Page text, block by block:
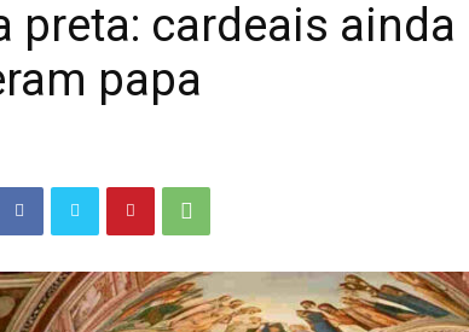
preta: cardeais ainda
papa